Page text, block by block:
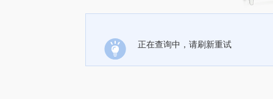
正在查询中，请刷新重试